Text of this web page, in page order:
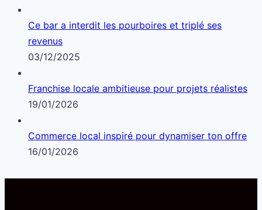
Ce bar a interdit les pourboires et triplé ses
revenus
03/12/2025
Franchise locale ambitieuse pour projets réalistes
19/01/2026
Commerce local inspiré pour dynamiser ton offre
16/01/2026